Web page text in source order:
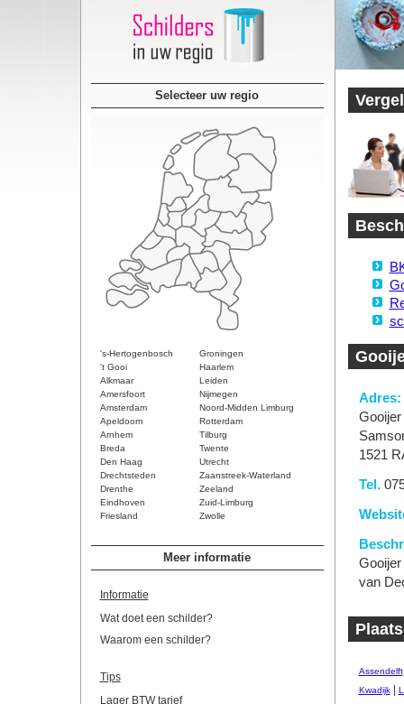
Selecteer uw regio
's-Hertogenbosch
Groningen
't Gooi
Haarlem
Alkmaar
Leiden
Amersfoort
Nijmegen
Amsterdam
Noord-Midden Limburg
Apeldoorn
Rotterdam
Arnhem
Tilburg
Breda
Twente
Den Haag
Utrecht
Drechtsteden
Zaanstreek-Waterland
Drenthe
Zeeland
Eindhoven
Zuid-Limburg
Friesland
Zwolle
Meer informatie
Informatie
Wat doet een schilder?
Waarom een schilder?
Tips
Lager BTW tarief
Adres:
1521
Tel.
van
Assendelft
Kwadijk|